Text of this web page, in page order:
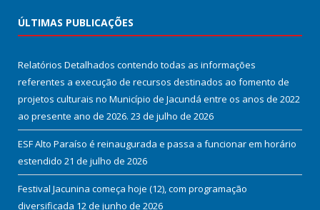
ÚLTIMAS PUBLICAÇÕES
Relatórios Detalhados contendo todas as informações
referentes a execução de recursos destinados ao fomento de
projetos culturais no Município de Jacundá entre os anos de 2022
ao presente ano de 2026. 23 de julho de 2026
ESF Alto Paraíso é reinaugurada e passa a funcionar em horário
estendido 21 de julho de 2026
Festival Jacunina começa hoje (12), com programação
diversificada 12 de junho de 2026